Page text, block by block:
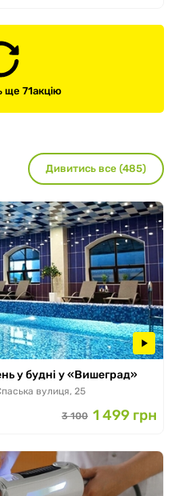
ще 71акцію
Дивитись все (485)
у будні у «Вишеград»
вулиця, 25
3 100 1 499 грн